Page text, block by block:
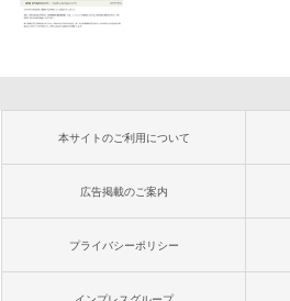
本サイトのご利用について
広告掲載のご案内
プライバシーポリシー